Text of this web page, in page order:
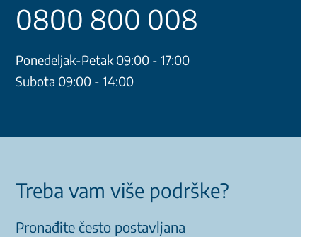
0800 800 008
Ponedeljak-Petak 09:00 - 17:00
Subota 09:00 - 14:00
Treba vam više podrške?
Pronađite često postavljana